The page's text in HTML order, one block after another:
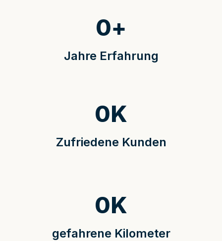
Jahre Erfahrung
0+
Zufriedene Kunden
0K
gefahrene Kilometer
0K